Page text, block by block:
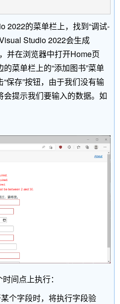
的菜单栏上，找到“调试-
Studio 2022会生成
并在浏览器中打开Home页
菜单栏上的“添加图书”菜单
保存”按钮，由于我们没有输
提示我们要输入的数据。如
间点上执行：
个字段时，将执行字段验